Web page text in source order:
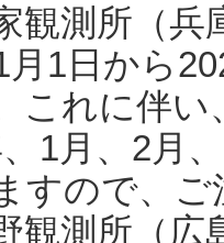
観測所（
月1日から
これに伴い
1月、2月
すので、
観測所（